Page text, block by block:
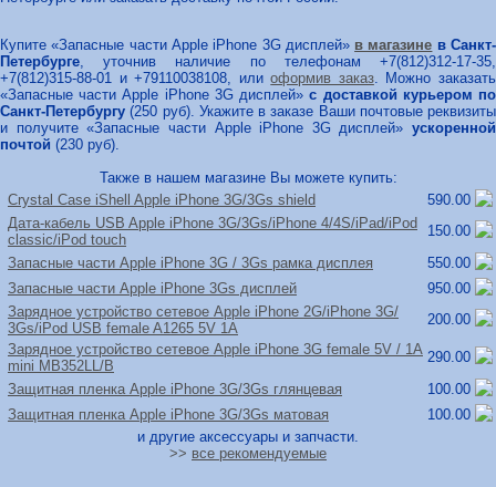
Купите «Запасные части Apple iPhone 3G дисплей» в магазине в Санкт-
Петербурге , уточнив наличие по телефонам +7(812)312-17-35,
+7(812)315-88-01 и +79110038108, илиоформив заказ. Можно заказать
«Запасные части Apple iPhone 3G дисплей»с доставкой курьером по
Санкт-Петербургу (250 руб). Укажите в заказе Ваши почтовые реквизиты
и получите «Запасные части Apple iPhone 3G дисплей» ускоренной
почтой (230 руб).
Также в нашем магазине Вы можете купить:
Crystal Case iShell Apple iPhone 3G/3Gs shield
590.00
Дата-кабель USB Apple iPhone 3G/3Gs/iPhone 4/4S/iPad/iPod
classic/iPod touch
150.00
Запасные части Apple iPhone 3G / 3Gs рамка дисплея
550.00
Запасные части Apple iPhone 3Gs дисплей
950.00
Зарядное устройство сетевое Apple iPhone 2G/iPhone 3G/
3Gs/iPod USB female A1265 5V 1A
200.00
Зарядное устройство сетевое Apple iPhone 3G female 5V / 1A
mini MB352LL/B
290.00
Защитная пленка Apple iPhone 3G/3Gs глянцевая
100.00
Защитная пленка Apple iPhone 3G/3Gs матовая
100.00
и другие аксессуары и запчасти.
>> все рекомендуемые